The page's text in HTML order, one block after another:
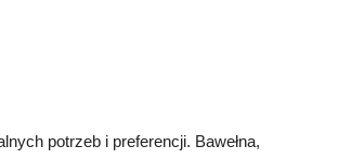
potrzeb i preferencji. Bawełna,